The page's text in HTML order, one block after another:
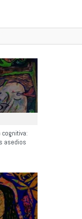
cognitiva:
asedios